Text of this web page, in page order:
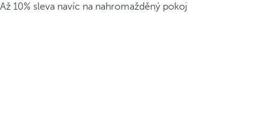
Až 10% sleva navíc na nahromažděný pokoj